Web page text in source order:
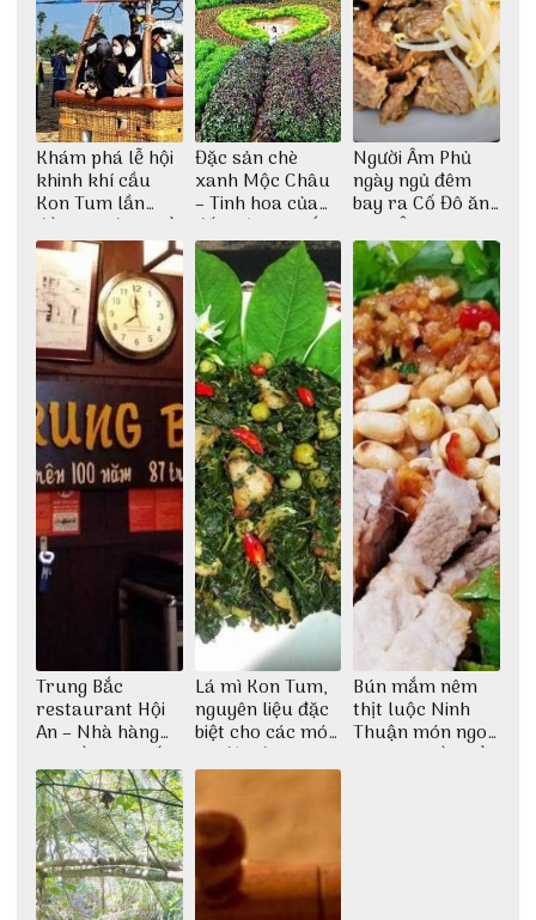
Khám phá lễ hội
khinh khí cầu
Kon Tum lần
đầu tiên được tổ
chức
Đặc sản chè
xanh Mộc Châu
– Tinh hoa của
đất trời Tây Bắc
Người Âm Phủ
ngày ngủ đêm
bay ra Cố Đô ăn
Cơm Âm Phủ
Huế
Trung Bắc
restaurant Hội
An – Nhà hàng
cao lầu có thiết
kế vô cùng ấn
tượng giữa lòng
phố Hội
Lá mì Kon Tum,
nguyên liệu đặc
biệt cho các món
ăn độc đáo
Bún mắm nêm
thịt luộc Ninh
Thuận món ngon
dân dã miền biển